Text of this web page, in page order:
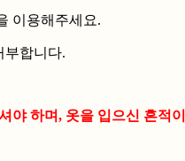
이용해주세요.
부합니다.
야 하며, 옷을 입으신 흔